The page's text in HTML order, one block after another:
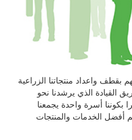
واعداد منتجاتنا الزراعية
الذي يرشدنا نحو
أسرة واحدة يجمعنا
أفضل الخدمات والمنتجات